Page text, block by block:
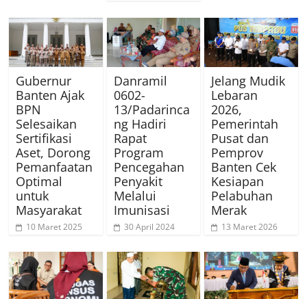
Gubernur
Banten Ajak
BPN
Selesaikan
Sertifikasi
Aset, Dorong
Pemanfaatan
Optimal
untuk
Masyarakat
10 Maret 2025
Danramil
0602-
13/Padarinca
ng Hadiri
Rapat
Program
Pencegahan
Penyakit
Melalui
Imunisasi
30 April 2024
Jelang Mudik
Lebaran
2026,
Pemerintah
Pusat dan
Pemprov
Banten Cek
Kesiapan
Pelabuhan
Merak
13 Maret 2026